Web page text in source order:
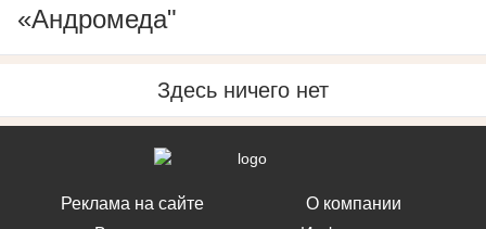
«Андромеда"
Здесь ничего нет
Реклама на сайте
О компании